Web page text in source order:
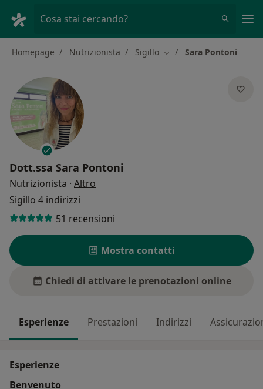
Cosa stai cercando?
Homepage Nutrizionista Sigillo Cambia città
Sara Pontoni
Dott.ssa Sara Pontoni
Nutrizionista · Altro
Sigillo 4 indirizzi
51 recensioni
Mostra contatti
Chiedi di attivare le prenotazioni online
Esperienze Prestazioni Indirizzi
Esperienze
Benvenuto